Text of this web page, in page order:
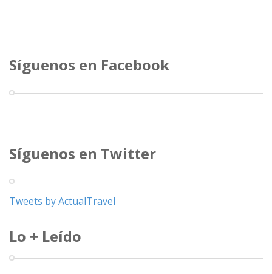
Síguenos en Facebook
Síguenos en Twitter
Tweets by ActualTravel
Lo + Leído